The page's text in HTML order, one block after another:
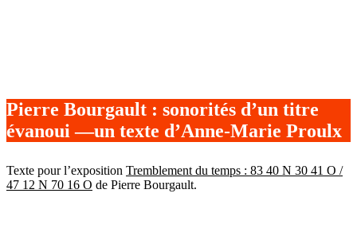
Pierre Bourgault : sonorités d’un titre
évanoui —un texte d’Anne-Marie Proulx
Texte pour l’exposition Tremblement du temps : 83 40 N 30 41 O /
47 12 N 70 16 O de Pierre Bourgault.